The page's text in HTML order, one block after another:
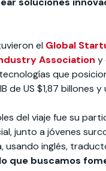
el Global
Association y
que
de US $1,87 billones
del viaje fue su
junto a jóvenes
usando inglés,
que buscamos